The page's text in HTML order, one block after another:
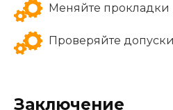
Меняйте прокладки
Проверяйте
Заключение